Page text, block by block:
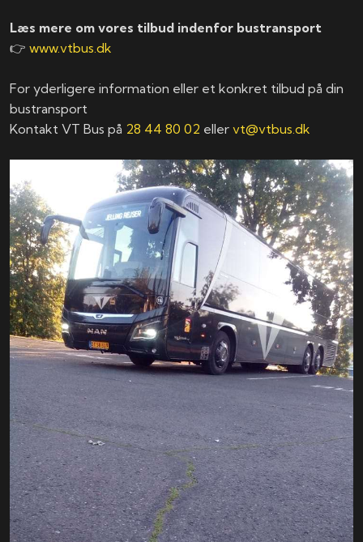
Læs mere om vores tilbud indenfor bustransport
👉www.vtbus.dk
For yderligere information eller et konkret tilbud på din
bustransport
Kontakt VT Bus på 28 44 80 02 ellervt@vtbus.dk